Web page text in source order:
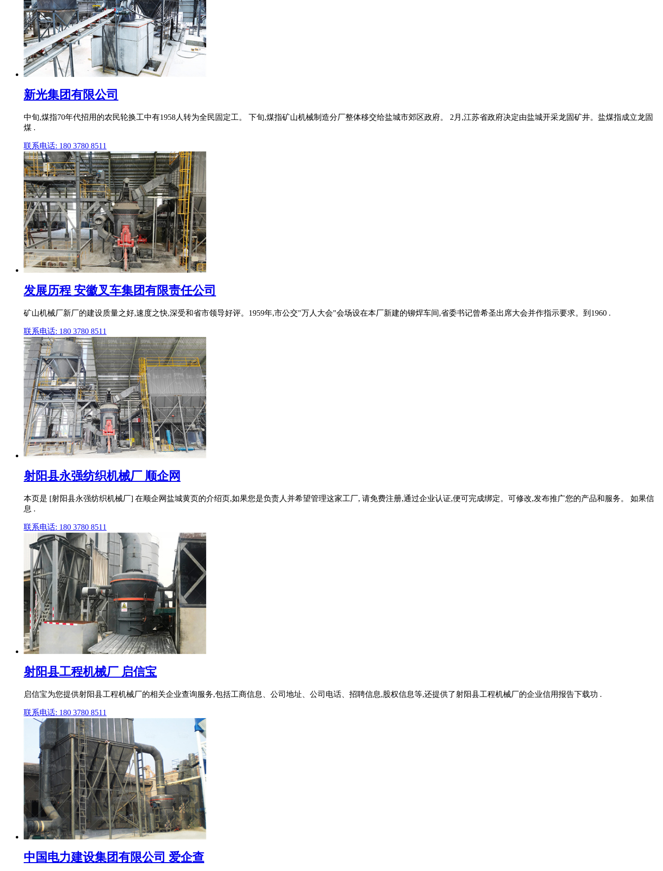
新光集团有限公司
中旬,煤指70年代招用的农民轮换工中有1958人转为全民固定工。 下旬,煤指矿山机械制造分厂整体移交给盐城市郊区政府。 2月,江苏省政府决定由盐城开采龙固矿井。盐煤指成立龙固
煤 .
联系电话: 180 3780 8511
发展历程 安徽叉车集团有限责任公司
矿山机械厂新厂的建设质量之好,速度之快,深受和省市领导好评。1959年,市公交"万人大会"会场设在本厂新建的铆焊车间,省委书记曾希圣出席大会并作指示要求。到1960 .
联系电话: 180 3780 8511
射阳县永强纺织机械厂 顺企网
本页是 [射阳县永强纺织机械厂] 在顺企网盐城黄页的介绍页,如果您是负责人并希望管理这家工厂, 请免费注册,通过企业认证,便可完成绑定。可修改,发布推广您的产品和服务。 如果信
息 .
联系电话: 180 3780 8511
射阳县工程机械厂 启信宝
启信宝为您提供射阳县工程机械厂的相关企业查询服务,包括工商信息、公司地址、公司电话、招聘信息,股权信息等,还提供了射阳县工程机械厂的企业信用报告下载功 .
联系电话: 180 3780 8511
中国电力建设集团有限公司 爱企查